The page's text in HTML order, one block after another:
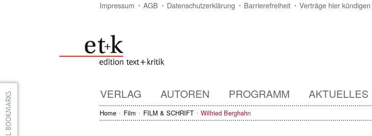
Impressum AGB Datenschutzerklärung Barrierefreiheit Verträge hier kündigen
VERLAG AUTOREN PROGRAMM AKTUELLES
Home Film FILM & SCHRIFT Wilfried Berghahn